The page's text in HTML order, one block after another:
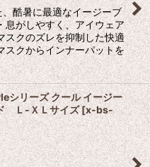
酷暑に最適なイージーブ
息がしやすく、アイウェア
クのズレを抑制した快適
スクからインナーパットを
シリーズ クール イージー
Ｌ-ＸＬサイズ[x-bs-